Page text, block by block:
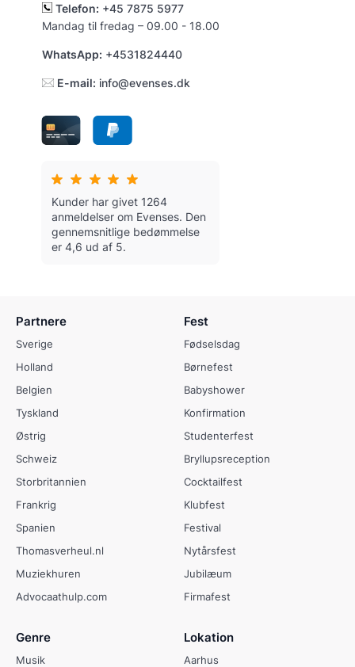
Telefon: +45 7875 5977
Mandag til fredag – 09.00 - 18.00
WhatsApp: +4531824440
E-mail: info@evenses.dk
Kunder har givet 1264
anmeldelser om Evenses. Den
gennemsnitlige bedømmelse
er 4,6 ud af 5.
Partnere
Sverige
Holland
Belgien
Tyskland
Østrig
Schweiz
Storbritannien
Frankrig
Spanien
Thomasverheul.nl
Muziekhuren
Advocaathulp.com
Fest
Fødselsdag
Børnefest
Babyshower
Konfirmation
Studenterfest
Bryllupsreception
Cocktailfest
Klubfest
Festival
Nytårsfest
Jubilæum
Firmafest
Genre
Musik
Lokation
Aarhus